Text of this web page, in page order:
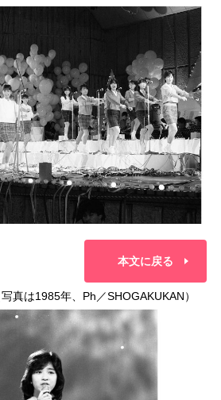
本文に戻る
真は1985年、Ph／SHOGAKUKAN）